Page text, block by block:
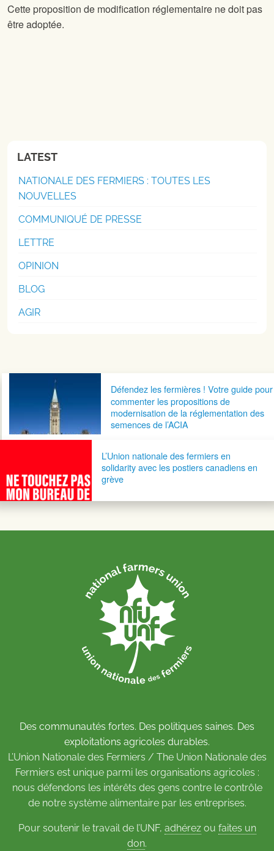
Cette proposition de modification réglementaire ne doit pas
être adoptée.
LATEST
NATIONALE DES FERMIERS : TOUTES LES
NOUVELLES
COMMUNIQUÉ DE PRESSE
LETTRE
OPINION
BLOG
AGIR
Navigation postaleDéfendez les fermières ! Votre guide pour
commenter les propositions de
modernisation de la réglementation des
semences de l’ACIA
L’Union nationale des fermiers en
solidarity avec les postiers canadiens en
grève
Des communautés fortes. Des politiques saines. Des
exploitations agricoles durables.
L’Union Nationale des Fermiers / The Union Nationale des
Fermiers est unique parmi les organisations agricoles :
nous défendons les intérêts des gens contre le contrôle
de notre système alimentaire par les entreprises.
Pour soutenir le travail de l’UNF, adhérezou faites un
don.